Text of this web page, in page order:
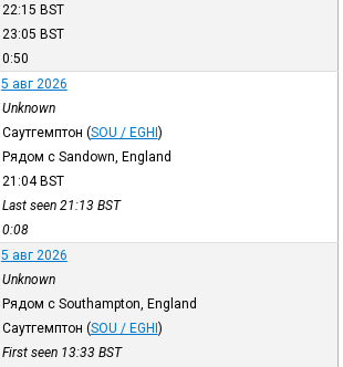
22:15 BST
23:05 BST
0:50
5 авг 2026
Unknown
Саутгемптон (SOU / EGHI)
Рядом с Sandown, England
21:04BST
Last seen 21:13 BST
0:08
5 авг 2026
Unknown
Рядом с Southampton, England
Саутгемптон (SOU / EGHI)
First seen 13:33 BST